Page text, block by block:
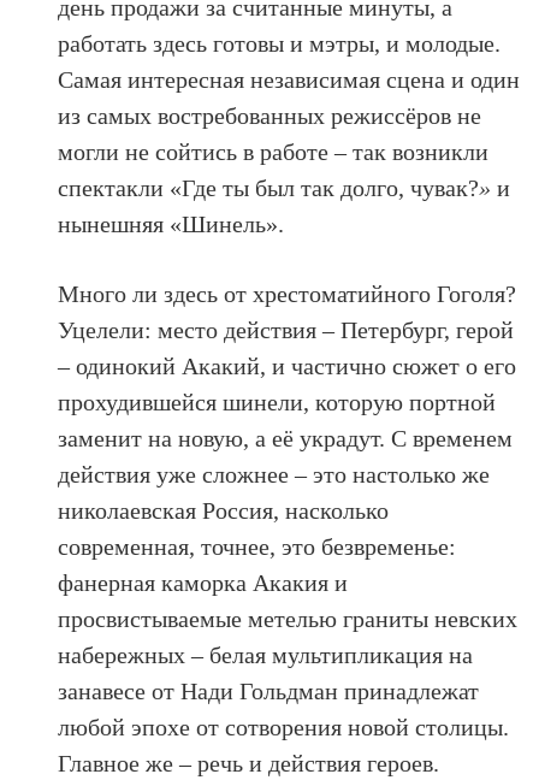
день продажи за считанные минуты, а
работать здесь готовы и мэтры, и молодые.
Самая интересная независимая сцена и один
из самых востребованных режиссёров не
могли не сойтись в работе – так возникли
спектакли «Где ты был так долго, чувак?» и
нынешняя «Шинель».
Много ли здесь от хрестоматийного Гоголя?
Уцелели: место действия – Петербург, герой
– одинокий Акакий, и частично сюжет о его
прохудившейся шинели, которую портной
заменит на новую, а её украдут. С временем
действия уже сложнее – это настолько же
николаевская Россия, насколько
современная, точнее, это безвременье:
фанерная каморка Акакия и
просвистываемые метелью граниты невских
набережных – белая мультипликация на
занавесе от Нади Гольдман принадлежат
любой эпохе от сотворения новой столицы.
Главное же – речь и действия героев.